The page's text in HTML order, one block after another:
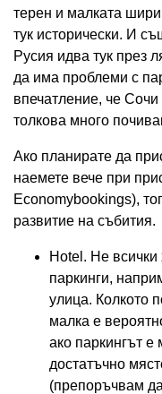
терен и малката
тук исторически. И
Русия идва тук през
да има проблеми с
впечатление, че
толкова много
Ако планирате да
наемете вече при
Economybookings),
развитие на събития.
Hotel. Не всички
паркинги,
улица. Колкото
малка е
ако паркингът
достатъчно
(препоръчвам